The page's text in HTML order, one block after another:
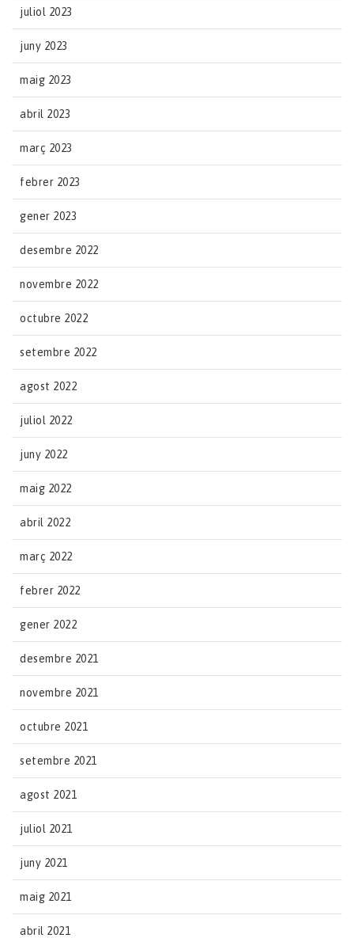
juliol 2023
juny 2023
maig 2023
abril 2023
març 2023
febrer 2023
gener 2023
desembre 2022
novembre 2022
octubre 2022
setembre 2022
agost 2022
juliol 2022
juny 2022
maig 2022
abril 2022
març 2022
febrer 2022
gener 2022
desembre 2021
novembre 2021
octubre 2021
setembre 2021
agost 2021
juliol 2021
juny 2021
maig 2021
abril 2021